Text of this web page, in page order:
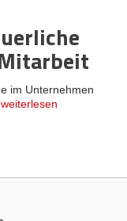
im Unternehmen
weiterlesen